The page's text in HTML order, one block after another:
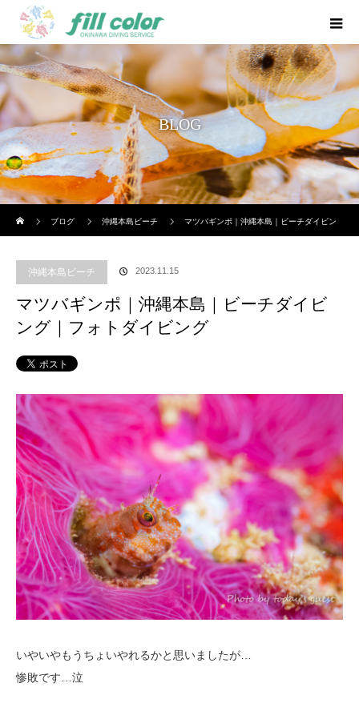
BLOG
ブログ
沖縄本島ビーチ マツバギンポ｜沖縄本島｜ビーチダイビン
沖縄本島ビーチ 2023.11.15
マツバギンポ｜沖縄本島｜ビーチダイビ
ング｜フォトダイビング
いやいやもうちょいやれるかと思いましたが…
惨敗です…泣